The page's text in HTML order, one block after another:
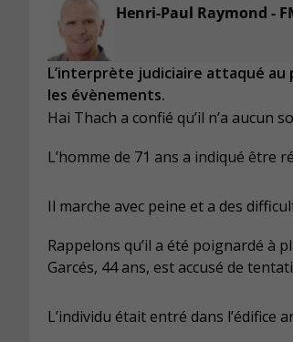
Henri-Paul Raymond -
L’interprète judiciaire attaqué au
les évènements.
Hai Thach a confié qu’il n’a aucun
L’homme de 71 ans a indiqué être
Il marche avec peine et a des
Rappelons qu’il a été poignardé à
Garcés, 44 ans, est accusé de
L’individu était entré dans l’édifice